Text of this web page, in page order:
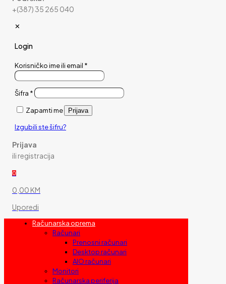
+(387) 35 265 040
✕
Login
Korisničko ime ili email *
Šifra *
Zapamti me Prijava
Izgubili ste šifru?
Prijava
ili registracija
0
0,00 KM
Uporedi
Računarska oprema
Računari
Prenosni računari
Desktop računari
AIO računari
Monitori
Računarska periferija